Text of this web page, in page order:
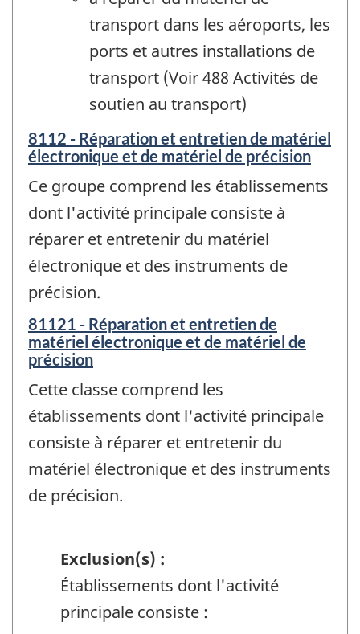
transport dans les aéroports, les
ports et autres installations de
transport (Voir 488 Activités de
soutien au transport)
8112 - Réparation et entretien de matériel
électronique et de matériel de précision
Ce groupe comprend les établissements
dont l'activité principale consiste à
réparer et entretenir du matériel
électronique et des instruments de
précision.
81121 - Réparation et entretien de
matériel électronique et de matériel de
précision
Cette classe comprend les
établissements dont l'activité principale
consiste à réparer et entretenir du
matériel électronique et des instruments
de précision.
Exclusion(s) :
Établissements dont l'activité
principale consiste :